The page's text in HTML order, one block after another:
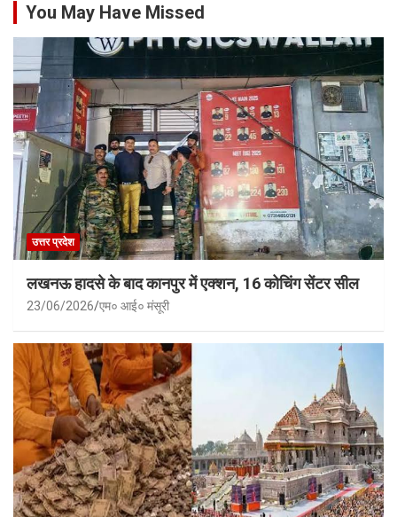
You May Have Missed
उत्तर प्रदेश
लखनऊ हादसे के बाद कानपुर में एक्शन, 16 कोचिंग सेंटर सील
23/06/2026 एम० आई० मंसूरी